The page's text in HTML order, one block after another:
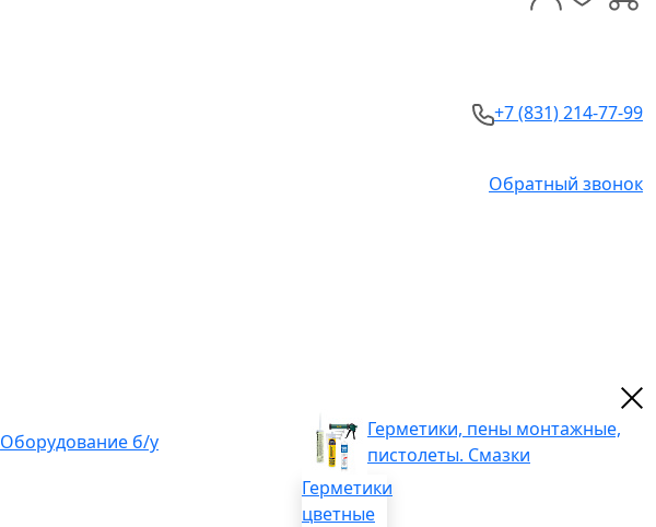
+7 (831) 214-77-99
Обратный звонок
Оборудование б/у
Герметики, пены монтажные,
пистолеты. Смазки
Герметики
цветные